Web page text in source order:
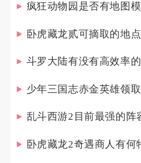
疯狂动物园是否有地图
卧虎藏龙贰可摘取的地
少年三国志赤金英雄领
乱斗西游2目前最强的阵
卧虎藏龙2奇遇商人有何